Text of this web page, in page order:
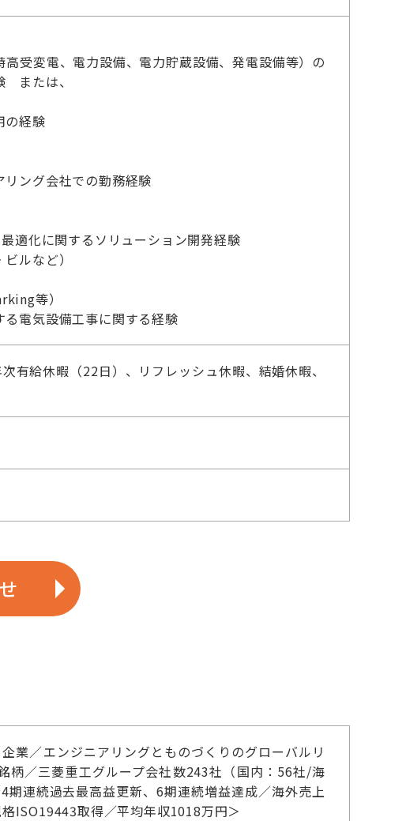
受変電、電力設備、電力貯蔵設備、発電設備等）の
または、
の経験
ング会社での勤務経験
適化に関するソリューション開発経験
ルなど）
等）
電気設備工事に関する経験
給休暇（22日）、リフレッシュ休暇、結婚休暇、
業／エンジニアリングとものづくりのグローバルリ
／三菱重工グループ会社数243社（国内：56社/海
連続過去最高益更新、6期連続増益達成／海外売上
ISO19443取得／平均年収1018万円＞